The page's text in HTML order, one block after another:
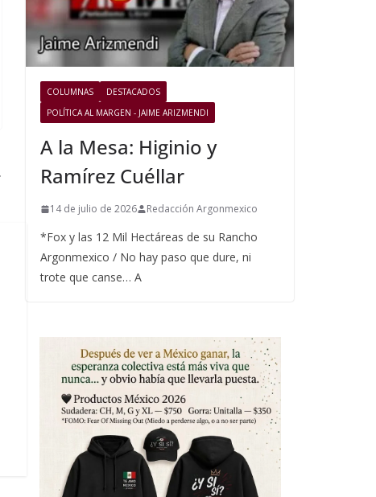
COLUMNAS
DESTACADOS
POLÍTICA AL MARGEN - JAIME ARIZMENDI
A la Mesa: Higinio y
Ramírez Cuéllar
14 de julio de 2026 Redacción Argonmexico
*Fox y las 12 Mil Hectáreas de su Rancho
Argonmexico / No hay paso que dure, ni
trote que canse… A